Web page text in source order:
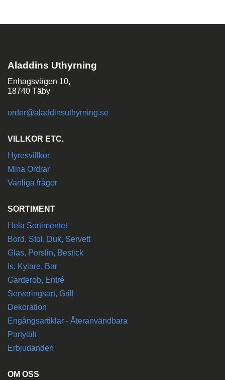
Aladdins Uthyrning
Enhagsvägen 10,
18740 Täby
order@aladdinsuthyrning.se
VILLKOR ETC.
Hyresvillkor
Mina Ordrar
Vanliga frågor
SORTIMENT
Hela Sortimentet
Bord, Stol, Duk, Servett
Glas, Porslin, Bestick
Is, Kylare, Bar
Garderob, Entré
Serveringsart, Grill
Dekoration
Engångsartiklar - Återanvändbara
Partytält
Erbjudanden
OM OSS